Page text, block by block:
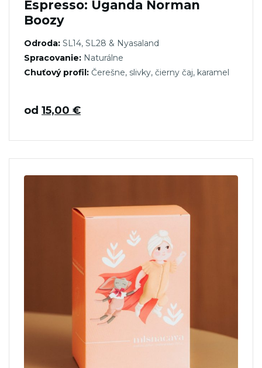
Espresso: Uganda Norman
Boozy
Odroda: SL14, SL28 & Nyasaland
Spracovanie: Naturálne
Chuťový profil: Čerešne, slivky, čierny čaj, karamel
od 15,00 €